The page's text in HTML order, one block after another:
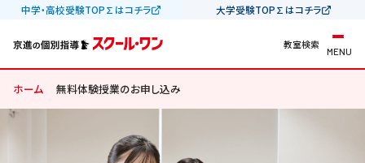
中学・高校受験TOP∑はコチラ 大学受験TOP∑はコチラ
教室検索
MENU
ホーム 無料体験授業のお申し込み